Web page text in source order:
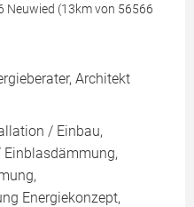
Neuwied (13km von 56566
Architekt
/ Einbau,
Einblasdämmung,
Energiekonzept,